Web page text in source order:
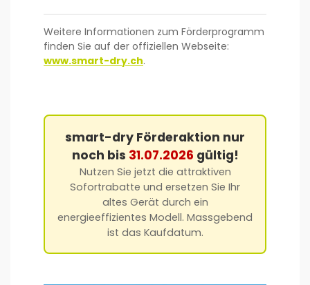
Weitere Informationen zum Förderprogramm
finden Sie auf der offiziellen Webseite:
www.smart-dry.ch.
smart-dry Förderaktion nur
noch bis 31.07.2026 gültig!
Nutzen Sie jetzt die attraktiven
Sofortrabatte und ersetzen Sie Ihr
altes Gerät durch ein
energieeffizientes Modell. Massgebend
ist das Kaufdatum.